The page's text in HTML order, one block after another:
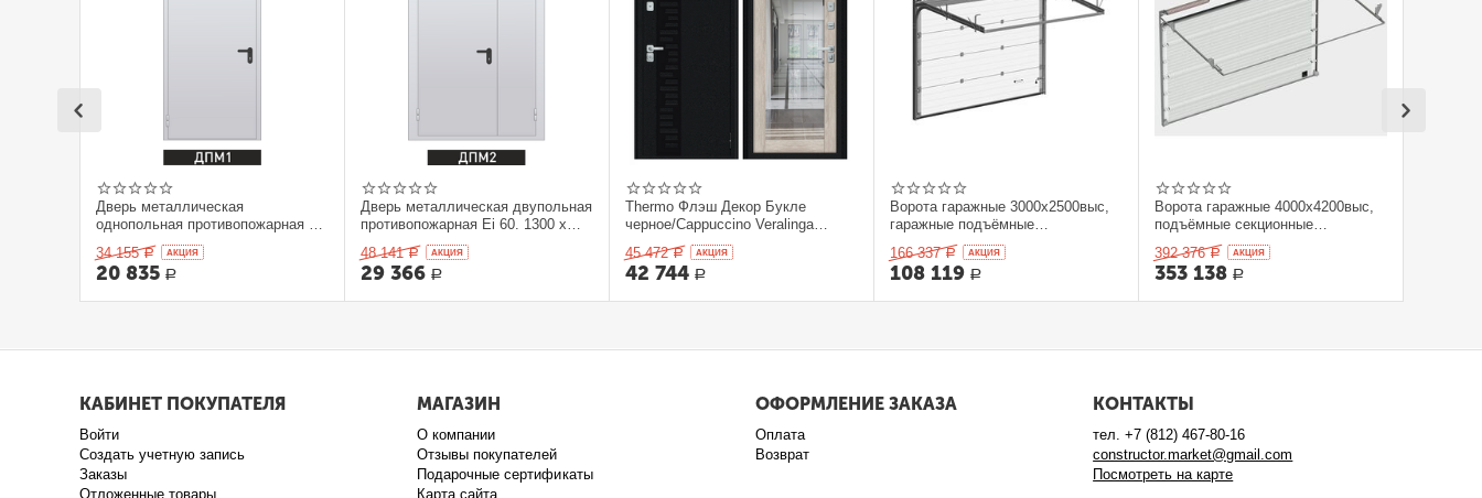
Дверь металлическая
однопольная противопожарная Ei
60. 900 x 2100 выс.
34 155 Р AКЦИЯ
20 835 Р
Дверь металлическая двупольная
противопожарная Ei 60. 1300 x
2100 выс.
48 141 Р AКЦИЯ
29 366 Р
Thermo Флэш Декор Букле
черное/Cappuccino Veralinga
205*86 левое
45 472 Р AКЦИЯ
42 744 Р
Ворота гаражные 3000x2500выс,
гаражные подъёмные
секционныеDoorHan
166 337 Р AКЦИЯ
108 119 Р
Ворота гаражные 4000x4200выс,
подъёмные секционные
DOORHAN
392 376 Р AКЦИЯ
353 138 Р
КАБИНЕТ ПОКУПАТЕЛЯ
Войти
Создать учетную запись
Заказы
Отложенные товары
МАГАЗИН
О компании
Отзывы покупателей
Подарочные сертификаты
Карта сайта
ОФОРМЛЕНИЕ ЗАКАЗА
Оплата
Возврат
КОНТАКТЫ
тел.+7 (812) 467-80-16
constructor.market@gmail.com
Посмотреть на карте